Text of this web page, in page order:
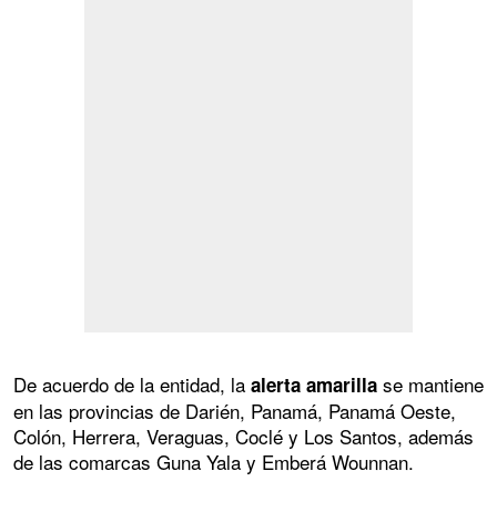
De acuerdo de la entidad, la alerta amarilla se mantiene
en las provincias de Darién, Panamá, Panamá Oeste,
Colón, Herrera, Veraguas, Coclé y Los Santos, además
de las comarcas Guna Yala y Emberá Wounnan.